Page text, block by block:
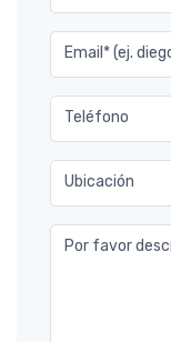
Email* (ej.
Teléfono
Ubicación
Por favor